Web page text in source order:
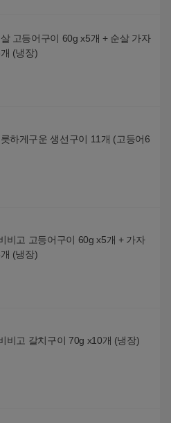
고등어구이 60g x5개 + 순살 가자
(냉장)
하게구운 생선구이 11개 (고등어6
비고 고등어구이 60g x5개 + 가자
(냉장)
비고 갈치구이 70g x10개 (냉장)